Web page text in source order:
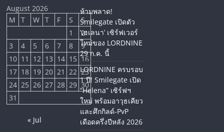
August 2026
M
T W T F S
S
1
2
3
4 5 6 7 8
9
10 11 12 13 14 15 16
17 18 19 20 21 22 23
24 25 26 27 28 29 30
31
« Jul
ห้ามพลาด!
Smilegate เปิดตัว
‘เฮเลนา’ เซิร์ฟเวอร์
ใหม่ของ LORDNINE
29 ก.ค. นี้
LORDNINE ครบรอบ
1 ปี! Smilegate เปิด
“Helena” เซิร์ฟฯ
ใหม่ พร้อมอาวุธเคียว
และศึกกิลด์-PvP
เดือดครึ่งปีหลัง 2026